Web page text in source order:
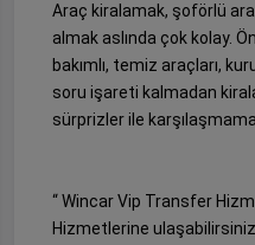
Araç kiralamak, şoförlü
almak aslında çok kolay.
bakımlı, temiz araçları,
soru işareti kalmadan
sürprizler ile
“ Wincar Vip Transfer
Hizmetlerine